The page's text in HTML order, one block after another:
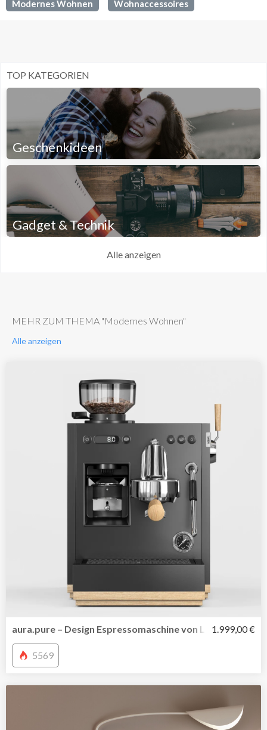
Modernes Wohnen Wohnaccessoires
TOP KATEGORIEN
Geschenkideen
Gadget & Technik
Alle anzeigen
MEHR ZUM THEMA "Modernes Wohnen"
Alle anzeigen
aura.pure – Design Espressomaschine von Loewe1.999,00 €
5569